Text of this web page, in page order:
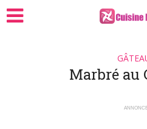
Marbré au